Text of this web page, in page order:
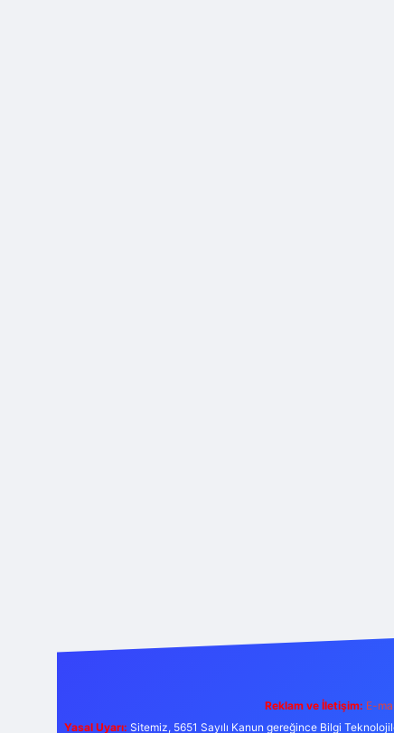
Reklam ve İletişim: E-
Yasal Uyarı: Sitemiz, 5651 Sayılı Kanun gereğince Bilgi